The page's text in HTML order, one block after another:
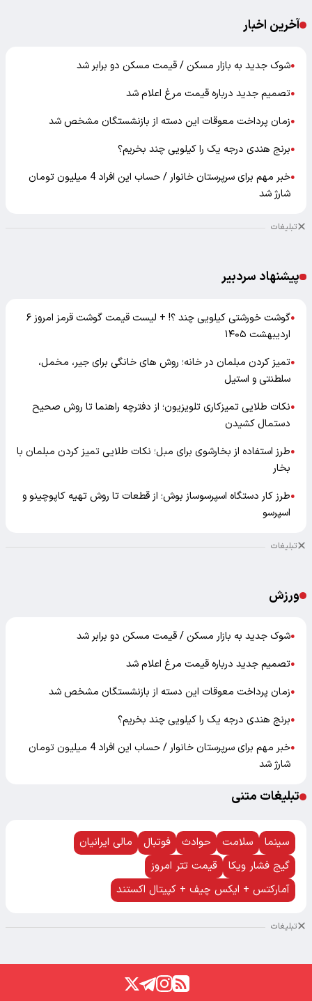
آخرین اخبار
●شوک جدید به بازار مسکن / قیمت مسکن دو برابر شد
●تصمیم جدید درباره قیمت مرغ اعلام شد
●زمان پرداخت معوقات این دسته از بازنشستگان مشخص شد
●برنج هندی درجه یک را کیلویی چند بخریم؟
●
خبر مهم برای سرپرستان خانوار / حساب این افراد 4 میلیون تومان
شارژ شد
تبلیغات
پیشنهاد سردبیر
●
گوشت خورشتی کیلویی چند ؟! + لیست قیمت گوشت قرمز امروز ۶
اردیبهشت ۱۴۰۵
●تمیز کردن مبلمان در خانه؛ روش های خانگی برای جیر، مخمل،
سلطنتی و استیل
●نکات طلایی تمیزکاری تلویزیون؛ از دفترچه راهنما تا روش صحیح
دستمال کشیدن
●طرز استفاده از بخارشوی برای مبل؛ نکات طلایی تمیز کردن مبلمان با
بخار
●طرز کار دستگاه اسپرسوساز بوش؛ از قطعات تا روش تهیه کاپوچینو و
اسپرسو
تبلیغات
ورزش
●شوک جدید به بازار مسکن / قیمت مسکن دو برابر شد
●تصمیم جدید درباره قیمت مرغ اعلام شد
●زمان پرداخت معوقات این دسته از بازنشستگان مشخص شد
●برنج هندی درجه یک را کیلویی چند بخریم؟
●
خبر مهم برای سرپرستان خانوار / حساب این افراد 4 میلیون تومان
شارژ شد
تبلیغات متنی
سینما سلامت حوادث فوتبال
مالی ایرانیان
گیج فشار ویکا
قیمت تتر امروز
آمارکتس + ایکس چیف + کپیتال اکستند
تبلیغات